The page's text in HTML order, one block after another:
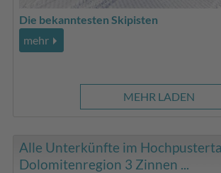
Die bekanntesten Skipisten
mehr
MEHR LADEN
Alle Unterkünfte im
Dolomitenregion 3 Zinnen ...